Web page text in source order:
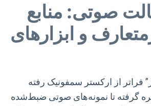
صوتی: منابع
و ابزارهای
فراتر از ارکستر سمفونیک رفته
گرفته تا نمونه‌های صوتی ضبط‌شده